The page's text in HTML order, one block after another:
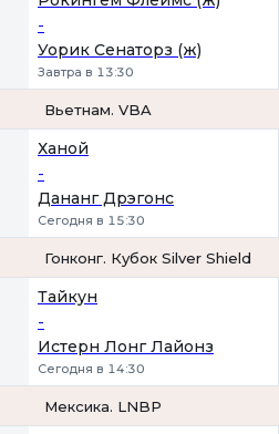
-
Уорик Сенаторз (ж)
Завтра в 13:30
Вьетнам. VBA
Ханой
-
Дананг Дрэгонс
Сегодня в 15:30
Гонконг. Кубок Silver Shield
Тайкун
-
Истерн Лонг Лайонз
Сегодня в 14:30
Мексика. LNBP